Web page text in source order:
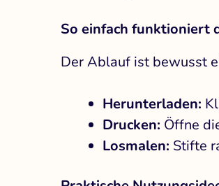
So einfach funktioniert
Der Ablauf ist bewusst
Herunterladen:
Drucken: Öffne
Losmalen: Stifte